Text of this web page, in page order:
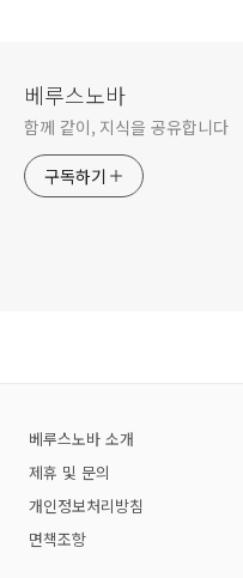
베루스노바
함께 같이, 지식을 공유합니다
구독하기
베루스노바 소개
제휴 및 문의
개인정보처리방침
면책조항